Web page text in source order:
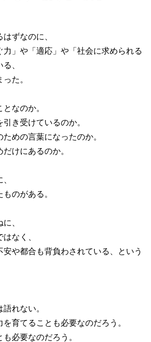
ずなのに、
力」や「適応」や「社会に求められる
、
た。
なのか。
き受けているのか。
めの言葉になったのか。
けにあるのか。
のがある。
、
なく、
や都合も背負わされている、という
れない。
育てることも必要なのだろう。
必要なのだろう。